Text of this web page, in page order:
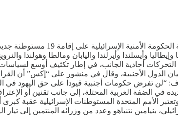
في بيان مشترك، ‌نددت دول من ​بينها
وأيسلندا وأيرلندا واليابان ومالطا وهولندا
أحادية الجانب، في إطار تكثيف أوسع
الدول الأجنبية، وقال في منشور على “إكس” أن
“لن تفرض حكومات أجنبية قيودا على حق اليهود في
المتحدة المستوطنات الإسرائيلية عقبة كبرى
بنيامين نتنياهو وعدد من وزرائه المنتمين إلى